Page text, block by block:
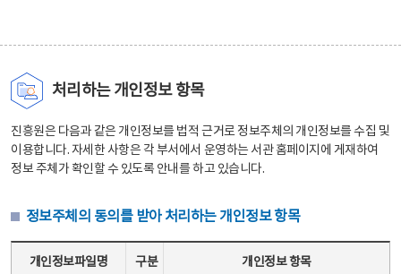
처리하는 개인정보 항목
진흥원은 다음과 같은 개인정보를 법적 근거로 정보주체의 개인정보를 수집 및
이용합니다. 자세한 사항은 각 부서에서 운영하는 서관 홈페이지에 게재하여
정보 주체가 확인할 수 있도록 안내를 하고 있습니다.
정보주체의 동의를 받아 처리하는 개인정보 항목
개인정보파일명 구분 개인정보 항목